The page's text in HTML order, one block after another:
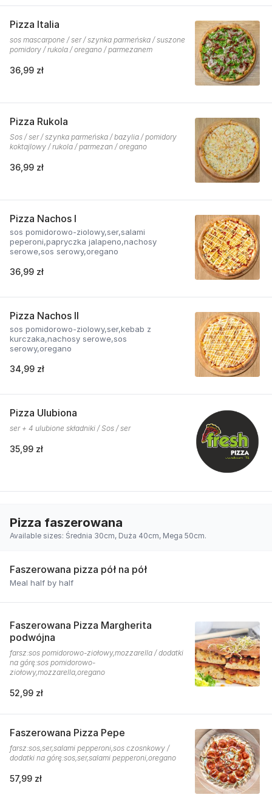
Pizza Italia
sos mascarpone / ser / szynka parmeńska / suszone
pomidory / rukola / oregano / parmezanem
36,99 zł
Pizza Rukola
Sos / ser / szynka parmeńska / bazylia / pomidory
koktajlowy / rukola / parmezan / oregano
36,99 zł
Pizza Nachos I
sos pomidorowo-ziolowy,ser,salami
peperoni,papryczka jalapeno,nachosy
serowe,sos serowy,oregano
36,99 zł
Pizza Nachos II
sos pomidorowo-ziolowy,ser,kebab z
kurczaka,nachosy serowe,sos
serowy,oregano
34,99 zł
Pizza Ulubiona
ser + 4 ulubione składniki / Sos / ser
35,99 zł
Pizza faszerowana
Available sizes: Średnia 30cm, Duża 40cm, Mega 50cm.
Faszerowana pizza pół na pół
Meal half by half
Faszerowana Pizza Margherita
podwójna
farsz:sos pomidorowo-ziołowy,mozzarella / dodatki
na górę:sos pomidorowo-
ziołowy,mozzarella,oregano
52,99 zł
Faszerowana Pizza Pepe
farsz:sos,ser,salami pepperoni,sos czosnkowy /
dodatki na górę:sos,ser,salami pepperoni,oregano
57,99 zł